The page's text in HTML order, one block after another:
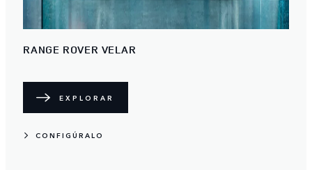
RANGE ROVER VELAR
EXPLORAR
CONFIGÚRALO